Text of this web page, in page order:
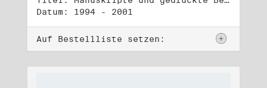
Datum: 1994 - 2001
Auf Bestellliste setzen: